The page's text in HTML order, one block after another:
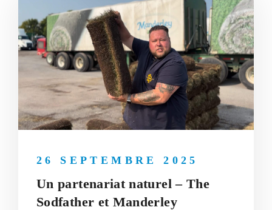
Un partenariat naturel – The
Sodfather et Manderley
26 SEPTEMBRE 2025